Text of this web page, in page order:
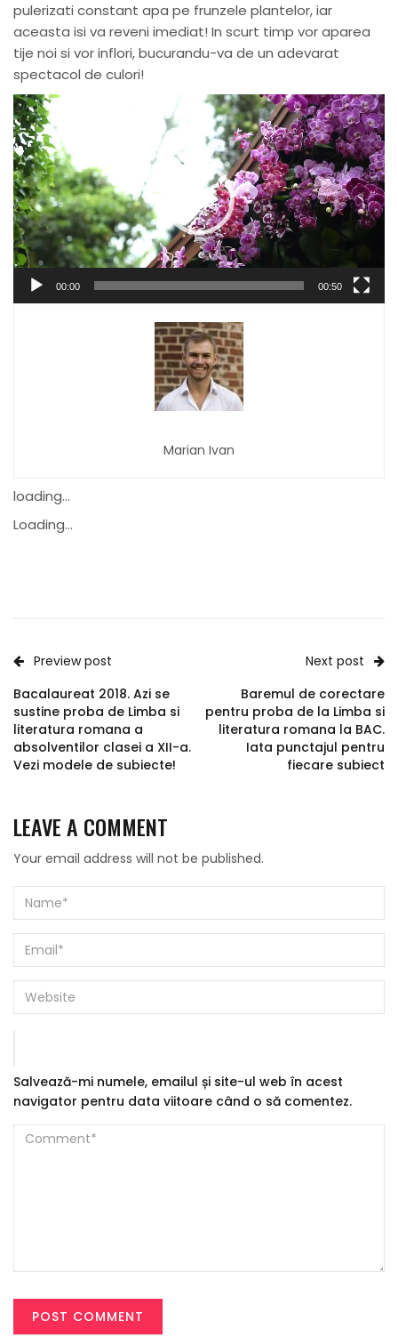
pulerizati constant apa pe frunzele plantelor, iar
aceasta isi va reveni imediat! In scurt timp vor aparea
tije noi si vor inflori, bucurandu-va de un adevarat
spectacol de culori!
Player
video
00:00 00:50
Marian Ivan
loading...
Loading...
Preview post
Bacalaureat 2018. Azi se
sustine proba de Limba si
literatura romana a
absolventilor clasei a XII-a.
Vezi modele de subiecte!
Next post
Baremul de corectare
pentru proba de la Limba si
literatura romana la BAC.
Iata punctajul pentru
fiecare subiect
LEAVE A COMMENT
Your email address will not be published.
Salvează-mi numele, emailul și site-ul web în acest
navigator pentru data viitoare când o să comentez.